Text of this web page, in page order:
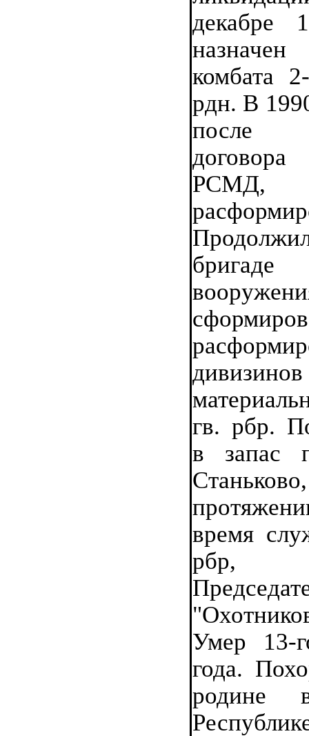
декабре
комбата
рдн. В
после
гв. рбр.
в запас
время
рбр,
Умер 13-
года.
родине